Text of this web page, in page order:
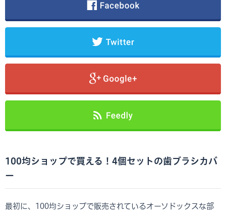
100均ショップで買える！4個セットの歯ブラシカバ
ー
最初に、100均ショップで販売されているオーソドックスな部